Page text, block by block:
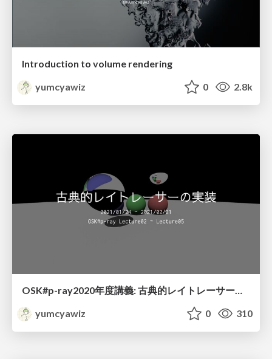
Introduction to volume rendering
yumcyawiz
0 2.8k
yumcyawiz
0 310